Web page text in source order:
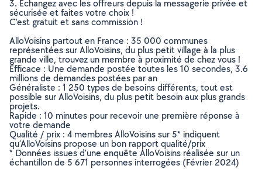
3. Echangez avec les offreurs depuis la messagerie privée et
sécurisée et faites votre choix !
C’est gratuit et sans commission !
AlloVoisins partout en France : 35 000 communes
représentées sur AlloVoisins, du plus petit village à la plus
grande ville, trouvez un membre à proximité de chez vous !
Efficace : Une demande postée toutes les 10 secondes, 3.6
millions de demandes postées par an
Généraliste : 1 250 types de besoins différents, tout est
possible sur AlloVoisins, du plus petit besoin aux plus grands
projets.
Rapide : 10 minutes pour recevoir une première réponse à
votre demande
Qualité / prix : 4 membres AlloVoisins sur 5* indiquent
qu’AlloVoisins propose un bon rapport qualité/prix
* Données issues d’une enquête AlloVoisins réalisée sur un
échantillon de 5 671 personnes interrogées (Février 2024)